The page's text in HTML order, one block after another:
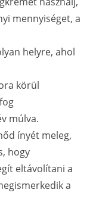
mennyiséget, a
helyre, ahol
körül
múlva.
ínyét meleg,
hogy
eltávolítani a
a